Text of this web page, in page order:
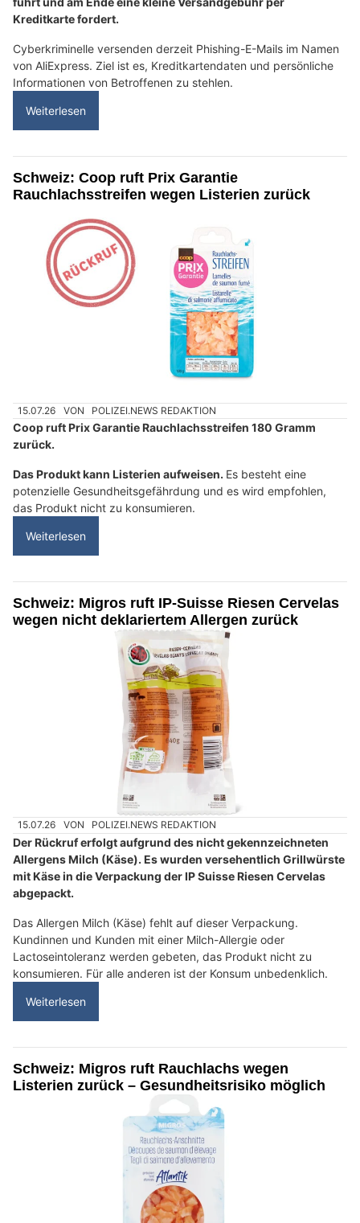
Kreditkarte fordert.
Cyberkriminelle versenden derzeit Phishing-E-Mails im Namen
von AliExpress. Ziel ist es, Kreditkartendaten und persönliche
Informationen von Betroffenen zu stehlen.
Weiterlesen
Schweiz: Coop ruft Prix Garantie
Rauchlachsstreifen wegen Listerien zurück
15.07.26 VON POLIZEI.NEWS REDAKTION
Coop ruft Prix Garantie Rauchlachsstreifen 180 Gramm
zurück.
Das Produkt kann Listerien aufweisen. Es besteht eine
potenzielle Gesundheitsgefährdung und es wird empfohlen,
das Produkt nicht zu konsumieren.
Weiterlesen
Schweiz: Migros ruft IP-Suisse Riesen Cervelas
wegen nicht deklariertem Allergen zurück
15.07.26 VON POLIZEI.NEWS REDAKTION
Der Rückruf erfolgt aufgrund des nicht gekennzeichneten
Allergens Milch (Käse). Es wurden versehentlich Grillwürste
mit Käse in die Verpackung der IP Suisse Riesen Cervelas
abgepackt.
Das Allergen Milch (Käse) fehlt auf dieser Verpackung.
Kundinnen und Kunden mit einer Milch-Allergie oder
Lactoseintoleranz werden gebeten, das Produkt nicht zu
konsumieren. Für alle anderen ist der Konsum unbedenklich.
Weiterlesen
Schweiz: Migros ruft Rauchlachs wegen
Listerien zurück – Gesundheitsrisiko möglich